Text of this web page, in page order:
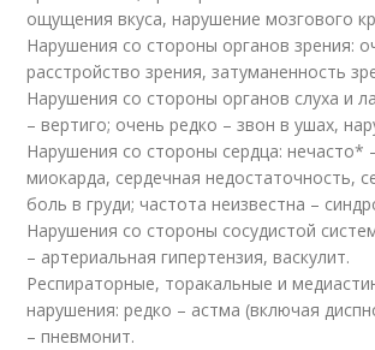
ощущения вкуса, нарушение мозгового
Нарушения со стороны органов зрения:
расстройство зрения, затуманенность
Нарушения со стороны органов слуха и
– вертиго; очень редко – звон в ушах,
Нарушения со стороны сердца: нечасто*
миокарда, сердечная недостаточность,
боль в груди; частота неизвестна –
Нарушения со стороны сосудистой
– артериальная гипертензия, васкулит.
Респираторные, торакальные и
нарушения: редко – астма (включая
– пневмонит.